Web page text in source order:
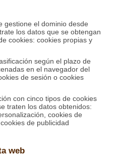
gestione el dominio desde
los datos que se obtengan
cookies: cookies propias y
según el plazo de
en el navegador del
de sesión o cookies
con cinco tipos de cookies
traten los datos obtenidos:
cookies de
de publicidad
web